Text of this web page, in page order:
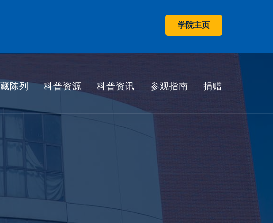
学院主页
陈列 科普资源 科普资讯 参观指南 捐赠